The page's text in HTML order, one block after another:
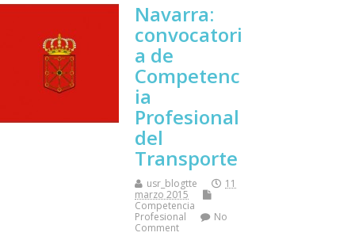
Navarra:
convocatori
a de
Competenc
ia
Profesional
del
Transporte
usr_blogtte
11
marzo 2015
Competencia
Profesional
No
Comment